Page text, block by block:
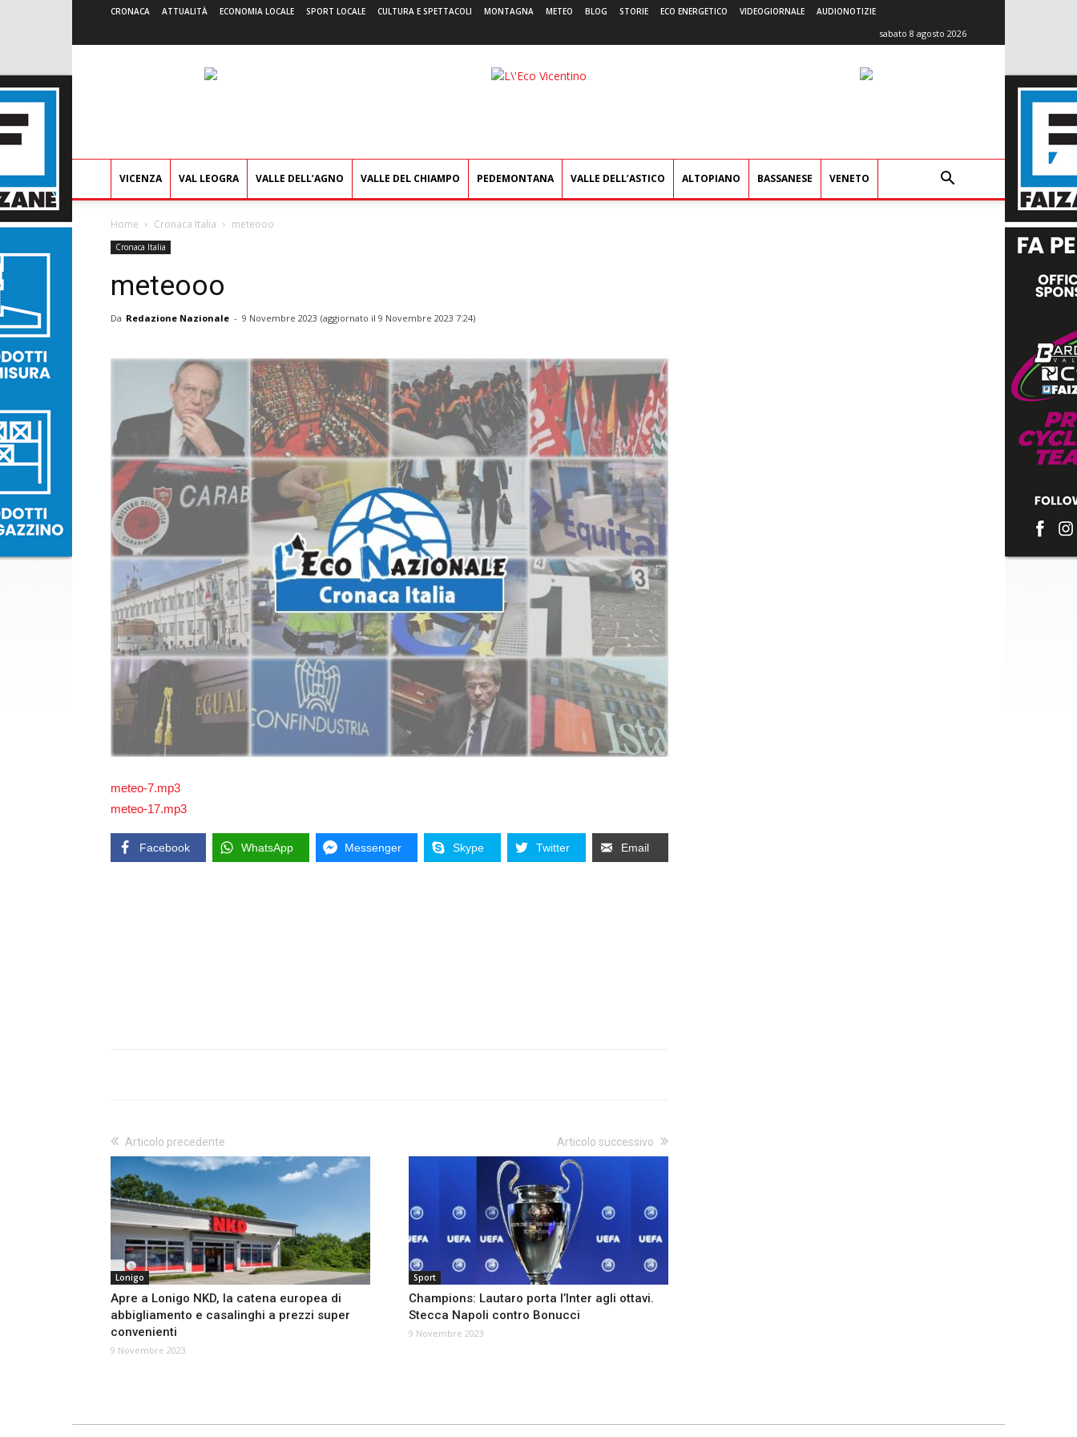
CRONACA ATTUALITÀ ECONOMIA LOCALE SPORT LOCALE CULTURA E SPETTACOLI MONTAGNA METEO BLOG STORIE ECO ENERGETICO VIDEOGIORNALE AUDIONOTIZIE
sabato 8 agosto 2026
L'Eco
VICENZA VAL LEOGRA VALLE DELL’AGNO VALLE DEL CHIAMPO PEDEMONTANA VALLE DELL’ASTICO ALTOPIANO BASSANESE VENETO
Home Cronaca Italia meteooo
Cronaca Italia
meteooo
Da Redazione Nazionale - 9 Novembre 2023 (aggiornato il 9 Novembre 2023 7:24)
meteo-7.mp3
meteo-17.mp3
Facebook WhatsApp Messenger Skype Twitter Email
Articolo precedente
Lonigo
Apre a Lonigo NKD, la catena europea di
abbigliamento e casalinghi a prezzi super
convenienti
9 Novembre 2023
Articolo successivo
Sport
Champions: Lautaro porta l’Inter agli ottavi.
Stecca Napoli contro Bonucci
9 Novembre 2023